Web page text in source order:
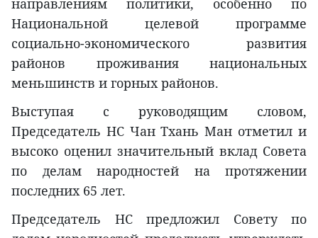
направлениям политики, особенно по
Национальной целевой программе
социально-экономического развития
районов проживания национальных
меньшинств и горных районов.
Выступая с руководящим словом,
Председатель НС Чан Тхань Ман отметил и
высоко оценил значительный вклад Совета
по делам народностей на протяжении
последних 65 лет.
Председатель НС предложил Совету по